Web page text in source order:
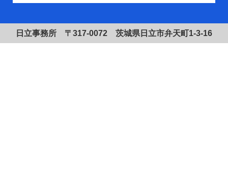
日立事務所 〒317-0072 茨城県日立市弁天町1-3-16